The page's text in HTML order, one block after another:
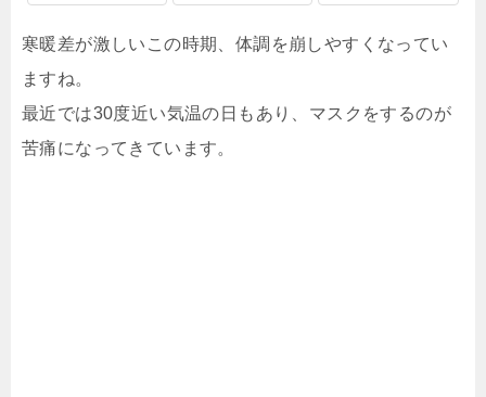
寒暖差が激しいこの時期、体調を崩しやすくなってい
ますね。
最近では30度近い気温の日もあり、マスクをするのが
苦痛になってきています。